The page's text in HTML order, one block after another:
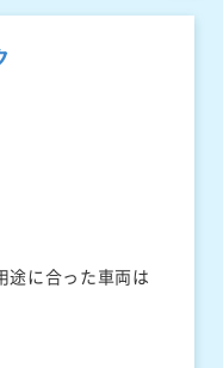
途に合った車両は